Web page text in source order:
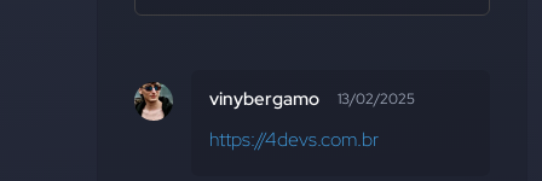
vinybergamo 13/02/2025
https://4devs.com.br